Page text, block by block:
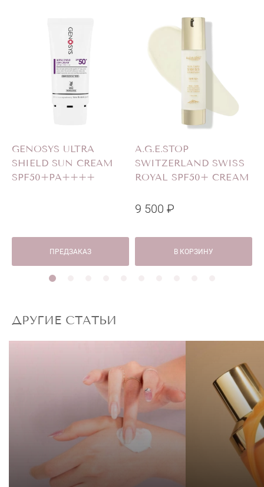
GENOSYS ULTRA
SHIELD SUN CREAM
SPF50+PA++++
ПРЕДЗАКАЗ
A.G.E.STOP
SWITZERLAND SWISS
ROYAL SPF50+ CREAM
9 500 ₽
В КОРЗИНУ
ДРУГИЕ СТАТЬИ